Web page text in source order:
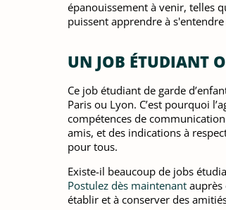
épanouissement à venir, telles
puissent apprendre à
UN JOB ÉTUDIANT
Ce job étudiant de garde
Paris ou Lyon. C’est pourquoi
compétences de
amis, et des indications à
pour tous.
Existe-il beaucoup de jobs
Postulez dès maintenant auprès
établir et à conserver des